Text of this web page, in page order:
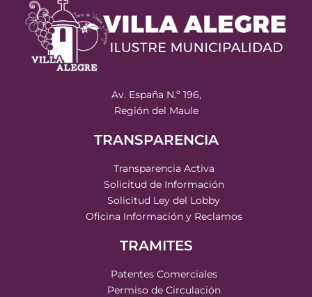
Av. España N.º 196,
Región del Maule
TRANSPARENCIA
Transparencia Activa
Solicitud de Información
Solicitud Ley del Lobby
Oficina Información y Reclamos
TRAMITES
Patentes Comerciales
Permiso de Circulación